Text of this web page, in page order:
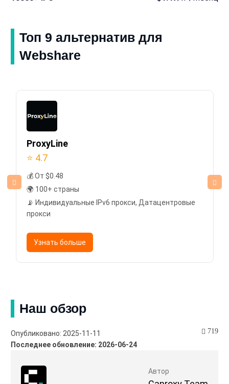
Топ 9 альтернатив для
Webshare
ProxyLine
⭐ 4.7
💰 От $0.48
🌍 100+ страны
📡 Индивидуальные IPv6 прокси, Датацентровые
прокси
Узнать больше
Наш обзор
Автор
Опубликовано: 2025-11-11
Последнее обновление: 2026-06-24
719